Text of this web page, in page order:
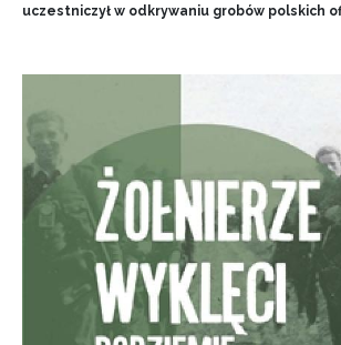
uczestniczył w odkrywaniu grobów polskich